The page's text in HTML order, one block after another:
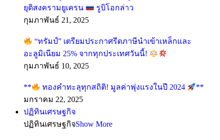
ยุติสงครามยูเครน
รูบิโอกล่าว
กุมภาพันธ์ 21, 2025
“ทรัมป์” เตรียมประกาศรีดภาษีนำเข้าเหล็กและ
อะลูมิเนียม 25% จากทุกประเทศวันนี้!
กุมภาพันธ์ 10, 2025
** ทองคำทะลุทุกสถิติ! มูลค่าพุ่งแรงในปี 2024
**
มกราคม 22, 2025
ปฏิทินเศรษฐกิจ
ปฏิทินเศรษฐกิจShow More